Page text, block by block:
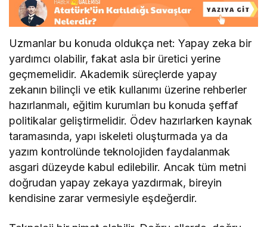
Uzmanlar bu konuda oldukça net: Yapay zeka bir
yardımcı olabilir, fakat asla bir üretici yerine
geçmemelidir. Akademik süreçlerde yapay
zekanın bilinçli ve etik kullanımı üzerine rehberler
hazırlanmalı, eğitim kurumları bu konuda şeffaf
politikalar geliştirmelidir. Ödev hazırlarken kaynak
taramasında, yapı iskeleti oluşturmada ya da
yazım kontrolünde teknolojiden faydalanmak
asgari düzeyde kabul edilebilir. Ancak tüm metni
doğrudan yapay zekaya yazdırmak, bireyin
kendisine zarar vermesiyle eşdeğerdir.